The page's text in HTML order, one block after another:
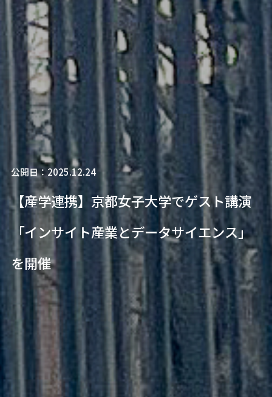
公開日：2025.12.24
【産学連携】京都女子大学でゲスト講演
「インサイト産業とデータサイエンス」
を開催